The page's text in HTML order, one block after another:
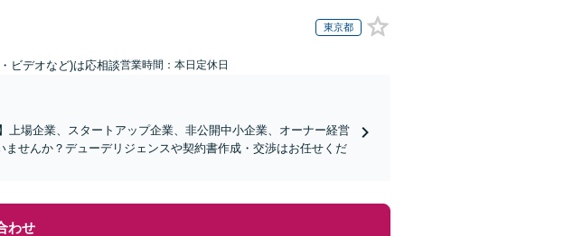
東京都
ビデオなど)は応相談営業時間：本日定休日
上場企業、スタートアップ企業、非公開中小企業、オーナー経営
せんか？デューデリジェンスや契約書作成・交渉はお任せくだ
わせ